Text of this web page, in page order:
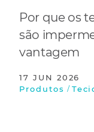
Por que os
são
vantagem
17 JUN 2026
Produtos /